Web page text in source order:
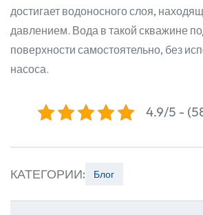
достигает водоносного слоя,
давлением. Вода в такой скважине
поверхности самостоятельно, без
насоса.
4.9/5 -
КАТЕГОРИИ: Блог